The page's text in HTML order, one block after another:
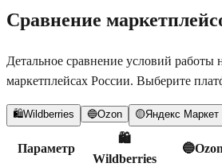
Сравнение
Детальное сравнение условий работы
маркетплейсах России. Выберите
🛍️Wildberries 🔵Ozon 🟡Яндекс Маркет
Параметр
🛍️
Wildberries
🔵Ozon